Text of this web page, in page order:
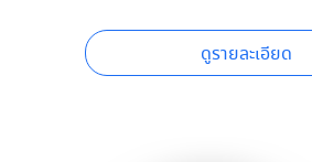
ดูรายละเอียด